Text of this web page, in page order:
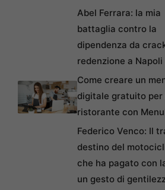
Abel Ferrara: la mia
battaglia contro la
dipendenza da
redenzione a Napoli
Come creare un
digitale gratuito per
ristorante con
Federico Venco: Il
destino del
che ha pagato con
un gesto di